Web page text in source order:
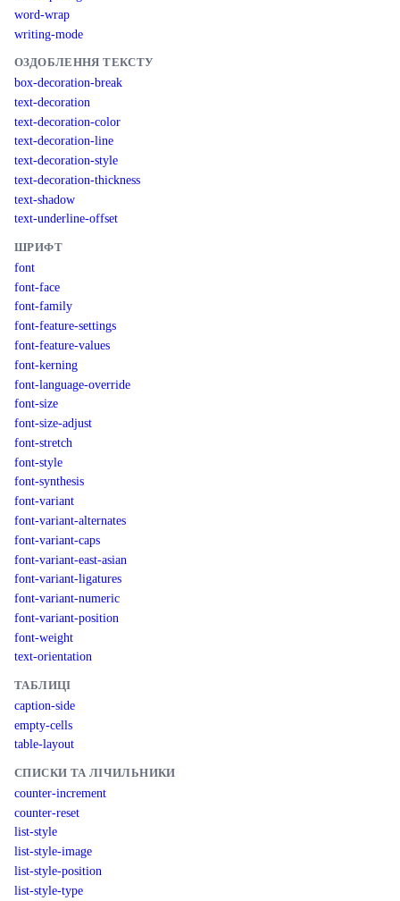
word-wrap
writing-mode
ОЗДОБЛЕННЯ ТЕКСТУ
box-decoration-break
text-decoration
text-decoration-color
text-decoration-line
text-decoration-style
text-decoration-thickness
text-shadow
text-underline-offset
ШРИФТ
font
font-face
font-family
font-feature-settings
font-feature-values
font-kerning
font-language-override
font-size
font-size-adjust
font-stretch
font-style
font-synthesis
font-variant
font-variant-alternates
font-variant-caps
font-variant-east-asian
font-variant-ligatures
font-variant-numeric
font-variant-position
font-weight
text-orientation
ТАБЛИЦІ
caption-side
empty-cells
table-layout
СПИСКИ ТА ЛІЧИЛЬНИКИ
counter-increment
counter-reset
list-style
list-style-image
list-style-position
list-style-type